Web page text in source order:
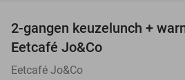
2-gangen keuzelunch +
Eetcafé Jo&Co
Eetcafé Jo&Co